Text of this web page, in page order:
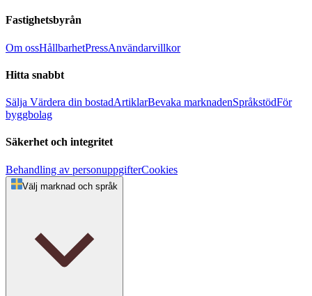
Fastighetsbyrån
Om ossHållbarhetPressAnvändarvillkor
Hitta snabbt
Sälja Värdera din bostadArtiklarBevaka marknadenSpråkstödFör
byggbolag
Säkerhet och integritet
Behandling av personuppgifterCookies
Välj marknad och språk